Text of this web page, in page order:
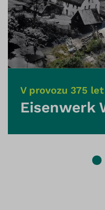
V provozu 375 let
Eisenwerk